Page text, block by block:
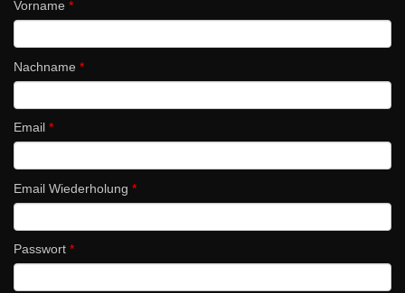
Vorname *
Nachname *
Email *
Email Wiederholung *
Passwort *